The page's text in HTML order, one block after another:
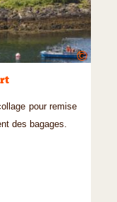
©
pour remise
des bagages.